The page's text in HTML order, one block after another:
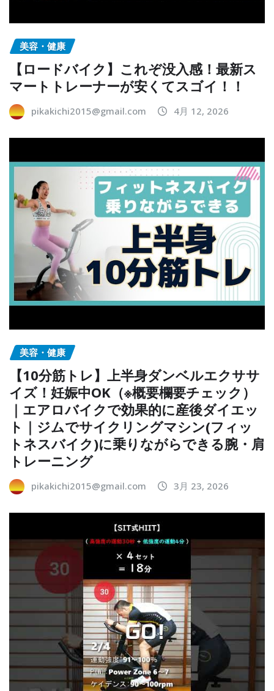
美容・健康
【ロードバイク】これぞ没入感！最新ス
マートトレーナーが安くてスゴイ！！
pikakichi2015@gmail.com 4月 12, 2026
美容・健康
【10分筋トレ】上半身ダンベルエクササ
イズ！妊娠中OK（※概要欄要チェック）
｜エアロバイクで効果的に産後ダイエッ
ト｜ジムでサイクリングマシン(フィッ
トネスバイク)に乗りながらできる腕・肩
トレーニング
pikakichi2015@gmail.com 3月 23, 2026